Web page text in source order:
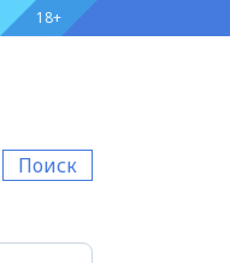
18+
Поиск